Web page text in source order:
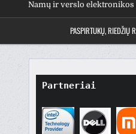
Namų ir verslo elektronikos
PASPIRTUKŲ, RIEDŽIŲ
Partneriai